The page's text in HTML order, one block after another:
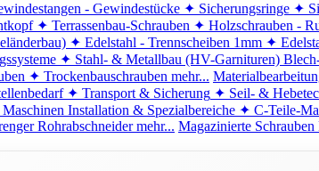
- Gewindestücke ✦ Sicherungsringe ✦
✦ Terrassenbau-Schrauben ✦ Holzschrauben -
✦ Edelstahl - Trennscheiben 1mm ✦
✦ Stahl- & Metallbau (HV-Garnituren)
✦ Trockenbauschrauben mehr...
✦ Transport & Sicherung ✦ Seil- &
Installation & Spezialbereiche ✦ C-Teile-
Rohrabschneider mehr... Magazinierte Schrauben